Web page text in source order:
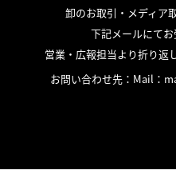
卸のお取引・メディア
下記メールにてお
営業・広報担当より折り返
お問い合わせ先：Mail：